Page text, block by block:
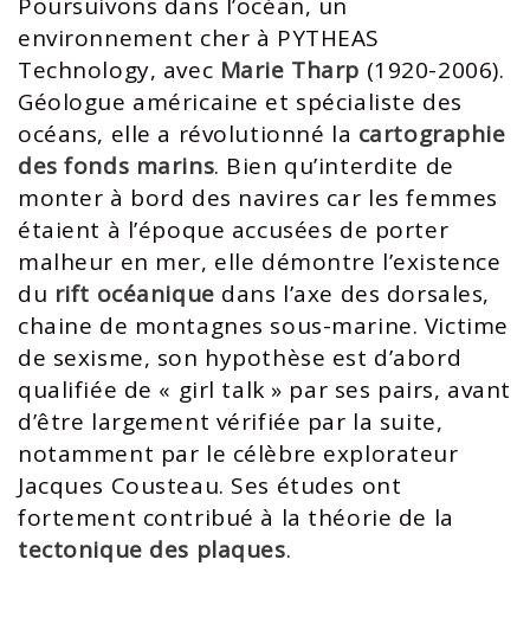
environnement cher à PYTHEAS
Technology, avec Marie Tharp (1920-2006).
Géologue américaine et spécialiste des
océans, elle a révolutionné la cartographie
des fonds marins. Bien qu’interdite de
monter à bord des navires car les femmes
étaient à l’époque accusées de porter
malheur en mer, elle démontre l’existence
du rift océanique dans l’axe des dorsales,
chaine de montagnes sous-marine. Victime
de sexisme, son hypothèse est d’abord
qualifiée de « girl talk » par ses pairs, avant
d’être largement vérifiée par la suite,
notamment par le célèbre explorateur
Jacques Cousteau. Ses études ont
fortement contribué à la théorie de la
tectonique des plaques.